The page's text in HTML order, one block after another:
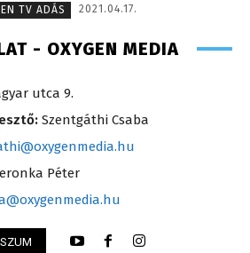
TV ADÁS
2021.04.17.
- OXYGEN MEDIA
utca 9.
Szentgáthi Csaba
Péter